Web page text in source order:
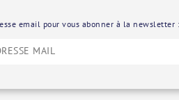
email pour vous abonner à la newsletter :